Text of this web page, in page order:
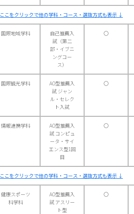
ここをクリックで他の学科・コース・選抜方式も表示 ↓
国際地域学科
自己推薦入
試（第二
部・イブニ
ングコー
ス）
〇
国際観光学科
AO型推薦入
試 ジャン
ル・セレク
ト入試
〇
情報連携学科
AO型推薦入
試 コンピュ
ータ・サイ
エンス型1回
目
〇
ここをクリックで他の学科・コース・選抜方式も表示 ↓
健康スポーツ
科学科
AO型推薦入
試 アスリー
ト型
〇